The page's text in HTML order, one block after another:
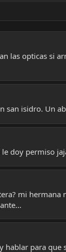
las opticas si
san isidro. Un
doy permiso
mi
para